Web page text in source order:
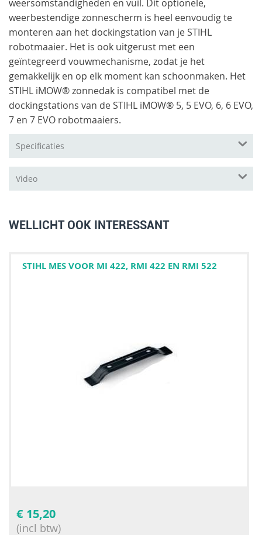
weersomstandigheden en vuil. Dit optionele,
weerbestendige zonnescherm is heel eenvoudig te
monteren aan het dockingstation van je STIHL
robotmaaier. Het is ook uitgerust met een
geïntegreerd vouwmechanisme, zodat je het
gemakkelijk en op elk moment kan schoonmaken. Het
STIHL iMOW® zonnedak is compatibel met de
dockingstations van de STIHL iMOW® 5, 5 EVO, 6, 6 EVO,
7 en 7 EVO robotmaaiers.
Specificaties
Video
WELLICHT OOK INTERESSANT
STIHL MES VOOR MI 422, RMI 422 EN RMI 522
€ 15,20
(incl btw)